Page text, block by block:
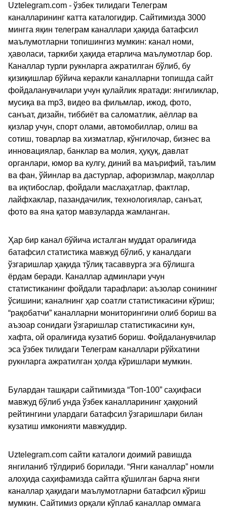
Uztelegram.com - ўзбек тилидаги Телеграм
каналларининг катта каталогидир. Сайтимизда 3000
мингга яқин телеграм каналлари ҳақида батафсил
маълумотларни топишингиз мумкин: канал номи,
ҳаволаси, таркиби ҳақида етарлича маълумотлар бор.
Каналлар турли рукнларга ажратилган бўлиб, бу
қизиқишлар бўйича керакли каналларни топишда сайт
фойдаланувчилари учун қулайлик яратади: янгиликлар,
мусиқа ва mp3, видео ва фильмлар, ижод, фото,
санъат, дизайн, тиббиёт ва саломатлик, аёллар ва
қизлар учун, спорт олами, автомобиллар, олиш ва
сотиш, товарлар ва хизматлар, кўнгилочар, бизнес ва
инновациялар, банклар ва молия, ҳуқуқ, давлат
органлари, юмор ва кулгу, диний ва маърифий, таълим
ва фан, ўйинлар ва дастурлар, афоризмлар, мақоллар
ва иқтибослар, фойдали маслаҳатлар, фактлар,
лайфхаклар, пазандачилик, технологиялар, санъат,
фото ва яна қатор мавзуларда жамланган.
Ҳар бир канал бўйича исталган муддат оралиғида
батафсил статистика мавжуд бўлиб, у каналдаги
ўзгаришлар ҳақида тўлиқ тасаввурга эга бўлишга
ёрдам беради. Каналлар админлари учун
статистиканинг фойдали тарафлари: аъзолар сонининг
ўсишини; каналнинг ҳар соатли статистикасини кўриш;
“рақобатчи” каналларни мониторингини олиб бориш ва
аъзоар сонидаги ўзгаришлар статистикасини кун,
хафта, ой оралиғида кузатиб бориш. Фойдаланувчилар
эса ўзбек тилидаги Телеграм каналлари рўйхатини
рукнларга ажратилган ҳолда кўришлари мумкин.
Булардан ташқари сайтимизда “Топ-100” саҳифаси
мавжуд бўлиб унда ўзбек каналларининг ҳаққоний
рейтингини улардаги батафсил ўзгаришлари билан
кузатиш имконияти мавжуддир.
Uztelegram.com сайти каталоги доимий равишда
янгиланиб тўлдириб борилади. “Янги каналлар” номли
алоҳида саҳифамизда сайтга қўшилган барча янги
каналлар ҳақидаги маълумотларни батафсил кўриш
мумкин. Сайтимиз орқали кўплаб каналлар оммага